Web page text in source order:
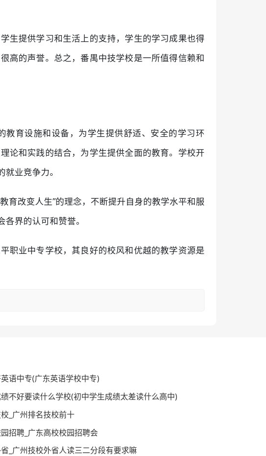
生提供学习和生活上的支持，学生的学习成果也得
高的声誉。总之，番禺中技学校是一所值得信赖和
育设施和设备，为学生提供舒适、安全的学习环
论和实践的结合，为学生提供全面的教育。学校开
业竞争力。
育改变人生”的理念，不断提升自身的教学水平和服
界的认可和赞誉。
职业中专学校，其良好的校风和优越的教学资源是
语中专(广东英语学校中专)
不好要读什么学校(初中学生成绩太差读什么高中)
_广州排名技校前十
招聘_广东高校校园招聘会
_广州技校外省人读三二分段有要求嘛